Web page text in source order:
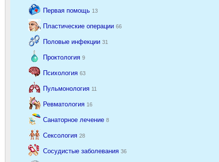
Первая помощь 13
Пластические операции 66
Половые инфекции 31
Проктология 9
Психология 63
Пульмонология 11
Ревматология 16
Санаторное лечение 8
Сексология 28
Сосудистые заболевания 36